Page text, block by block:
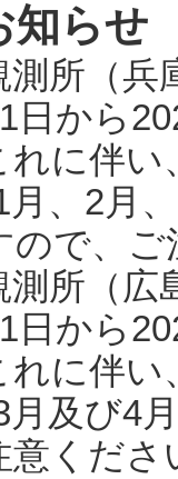
知らせ
所（
日から
に伴い
、2月
ので、
所（
日から
に伴い
月及び4
意くだ